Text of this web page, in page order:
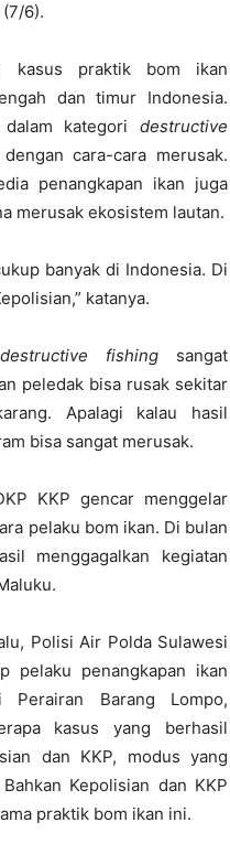
(7/6).
kasus praktik bom ikan
dan timur Indonesia.
kategori destructive
cara-cara merusak.
penangkapan ikan juga
merusak ekosistem lautan.
banyak di Indonesia. Di
katanya.
destructive fishing sangat
peledak bisa rusak sekitar
Apalagi kalau hasil
bisa sangat merusak.
KKP gencar menggelar
pelaku bom ikan. Di bulan
menggagalkan kegiatan
Polisi Air Polda Sulawesi
pelaku penangkapan ikan
Barang Lompo,
kasus yang berhasil
dan KKP, modus yang
Kepolisian dan KKP
praktik bom ikan ini.